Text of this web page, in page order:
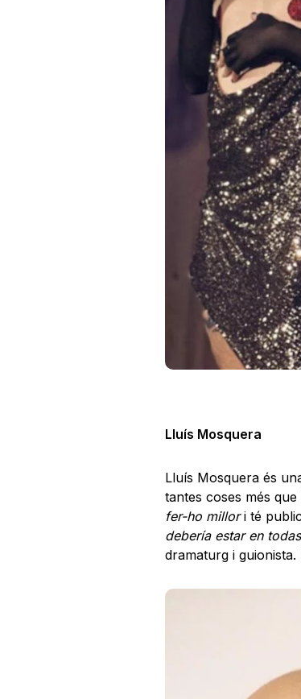
Lluís Mosquera
Lluís Mosquera és
tantes coses més
fer-ho millori té
debería estar en
dramaturg i